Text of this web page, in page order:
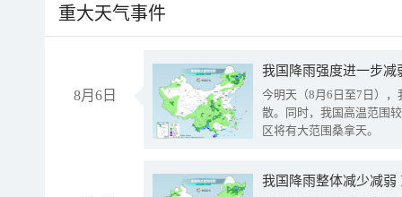
重大天气事件
8月6日
今明天（8月6日至7日）
散。同时，我国高温范围
区将有大范围桑拿天。
我国降雨整体减少减弱